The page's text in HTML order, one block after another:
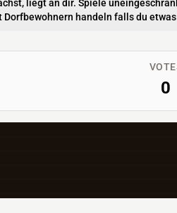
liegt an dir. Spiele
Dorfbewohnern handeln falls du
0